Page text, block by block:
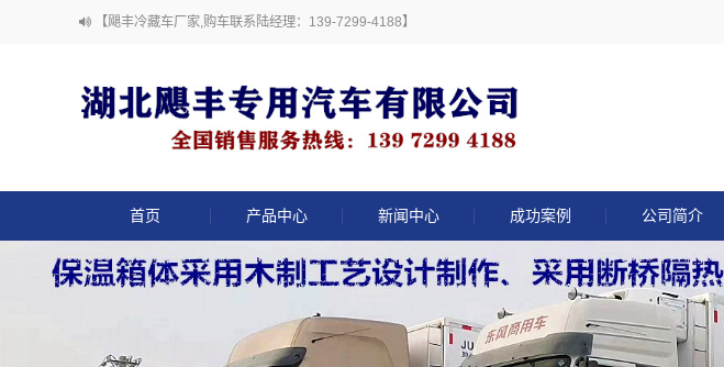
【飓丰冷藏车厂家,购车联系陆经理：139-7299-4188】
首页 产品中心 新闻中心 成功案例 公司简介